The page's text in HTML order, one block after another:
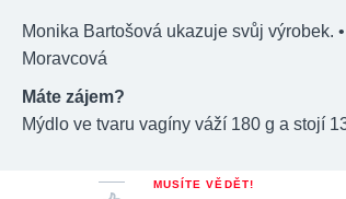
Monika Bartošová ukazuje svůj výrobek.
Moravcová
Máte zájem?
Mýdlo ve tvaru vagíny váží 180 g a stojí
MUSÍTE VĚDĚT!